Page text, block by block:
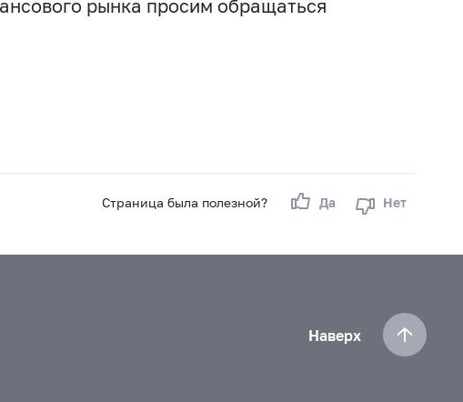
рынка просим обращаться
Страница была полезной? Да Нет
Наверх